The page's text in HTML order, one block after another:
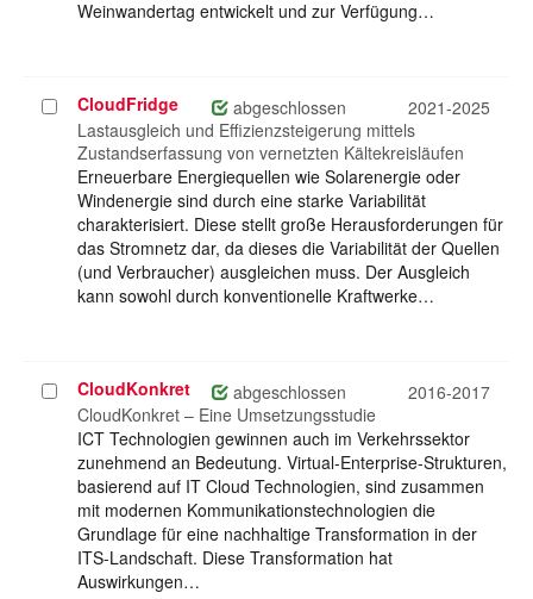
Weinwandertag entwickelt und zur Verfügung…
Projekt
auswählen
CloudFridge abgeschlossen
2021-2025
Lastausgleich und Effizienzsteigerung mittels
Zustandserfassung von vernetzten Kältekreisläufen
Erneuerbare Energiequellen wie Solarenergie oder
Windenergie sind durch eine starke Variabilität
charakterisiert. Diese stellt große Herausforderungen für
das Stromnetz dar, da dieses die Variabilität der Quellen
(und Verbraucher) ausgleichen muss. Der Ausgleich
kann sowohl durch konventionelle Kraftwerke…
Projekt
auswählen
CloudKonkret abgeschlossen
2016-2017
CloudKonkret – Eine Umsetzungsstudie
ICT Technologien gewinnen auch im Verkehrssektor
zunehmend an Bedeutung. Virtual-Enterprise-Strukturen,
basierend auf IT Cloud Technologien, sind zusammen
mit modernen Kommunikationstechnologien die
Grundlage für eine nachhaltige Transformation in der
ITS-Landschaft. Diese Transformation hat
Auswirkungen…